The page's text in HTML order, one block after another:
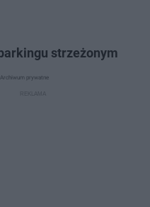
strzeżonym
prywatne